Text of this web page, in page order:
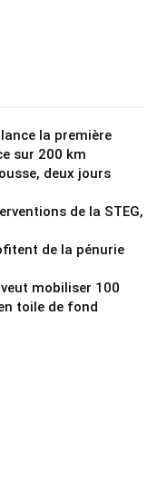
la première
sur 200 km
deux jours
de la STEG,
de la pénurie
mobiliser 100
toile de fond